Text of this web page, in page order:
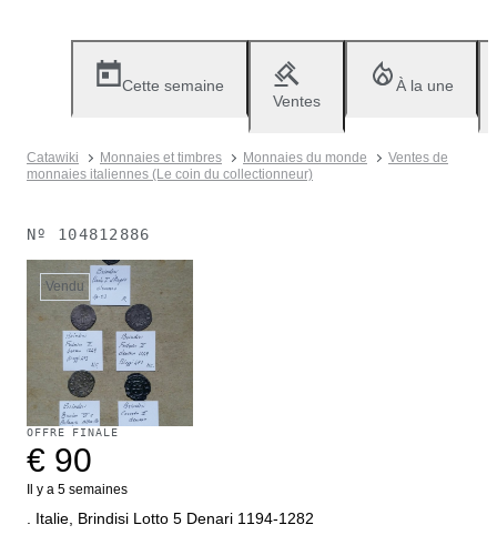
Cette semaine
Ventes
À la une
Catawiki Monnaies et timbres Monnaies du monde
Ventes de
monnaies italiennes (Le coin du collectionneur)
Nº 104812886
Vendu
OFFRE FINALE
€ 90
Il y a 5 semaines
. Italie, Brindisi Lotto 5 Denari 1194-1282